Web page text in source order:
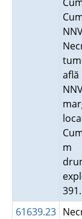
m
391.
61639.23